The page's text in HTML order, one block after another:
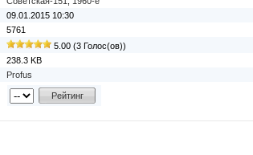
09.01.2015 10:30
5761
5.00 (3 Голос(ов))
238.3 KB
Profus